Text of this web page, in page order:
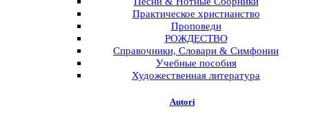
Практическое христианство
Проповеди
РОЖДЕСТВО
Справочники, Словари & Симфонии
Учебные пособия
Художественная литература
Autori